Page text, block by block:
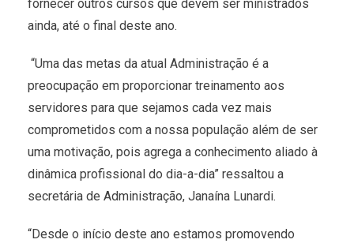
fornecer outros cursos que devem ser ministrados
ainda, até o final deste ano.
“Uma das metas da atual Administração é a
preocupação em proporcionar treinamento aos
servidores para que sejamos cada vez mais
comprometidos com a nossa população além de ser
uma motivação, pois agrega a conhecimento aliado à
dinâmica profissional do dia-a-dia” ressaltou a
secretária de Administração, Janaína Lunardi.
“Desde o início deste ano estamos promovendo